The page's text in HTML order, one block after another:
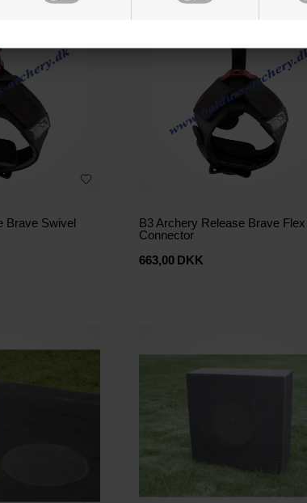
Brave Swivel
B3 Archery Release Brave Flex
Connector
663,00 DKK